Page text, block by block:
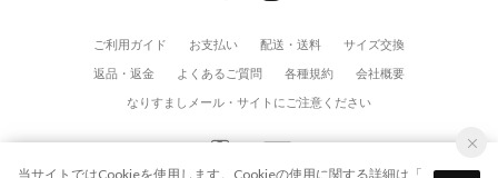
ご利用ガイド お支払い 配送・送料
サイズ交換
返品・返金
よくあるご質問 各種規約
会社概要
なりすましメール・サイトにご注意ください
当サイトではCookieを使用します。Cookieの使用に関する詳細は「